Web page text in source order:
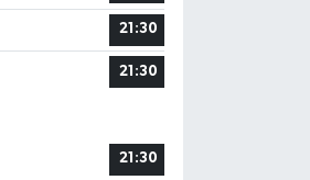
21:30
21:30
21:30